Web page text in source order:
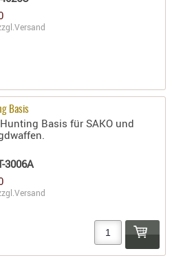
Versand
Basis
Basis für SAKO und
3006A
Versand